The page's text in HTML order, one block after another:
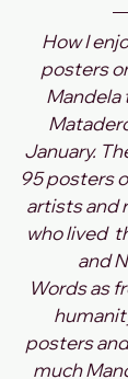
How I
posters
Mandela
January.
95 posters
artists and
who lived
and
Words as
posters
much